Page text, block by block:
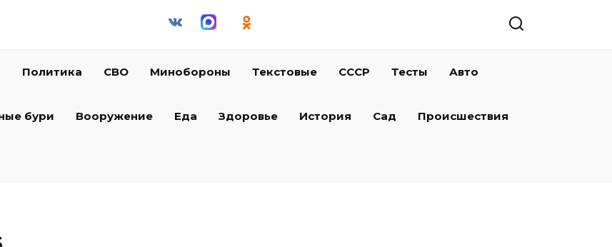
Политика СВО Минобороны Текстовые СССР Тесты Авто
бури Вооружение Еда Здоровье История Сад Происшествия